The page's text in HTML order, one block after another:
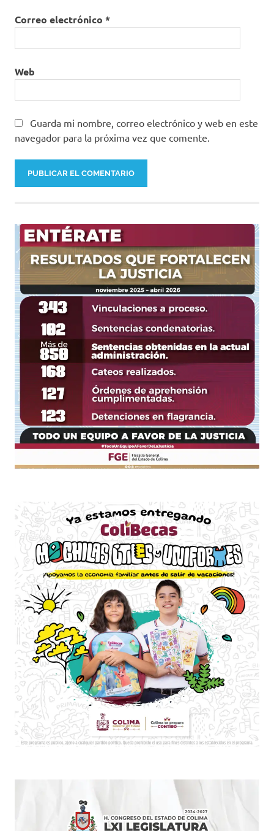
Correo electrónico *
Web
Guarda mi nombre, correo electrónico y web en este
navegador para la próxima vez que comente.